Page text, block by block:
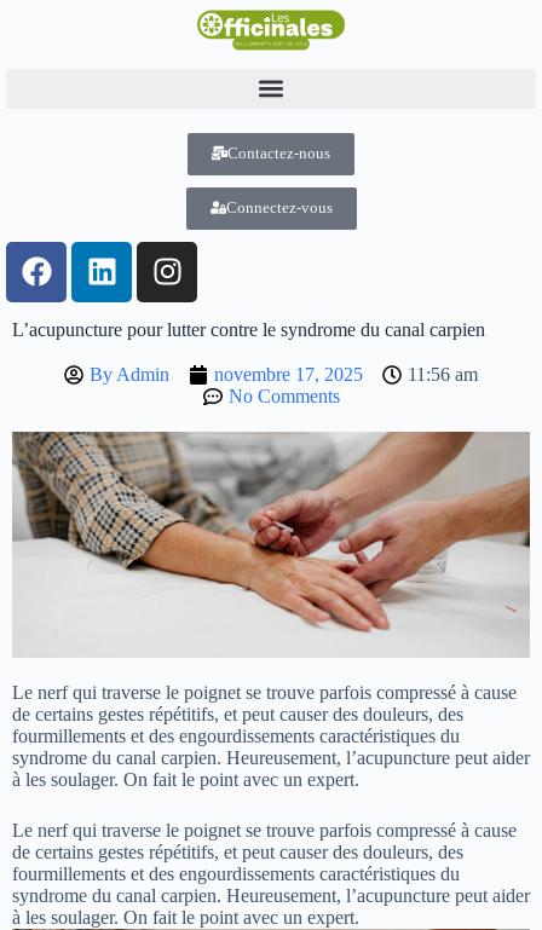
Contactez-nous
Connectez-vous
L’acupuncture pour lutter contre le syndrome du canal carpien
By Admin novembre 17, 2025
11:56 am
No Comments
Le nerf qui traverse le poignet se trouve parfois compressé à cause
de certains gestes répétitifs, et peut causer des douleurs, des
fourmillements et des engourdissements caractéristiques du
syndrome du canal carpien. Heureusement, l’acupuncture peut aider
à les soulager. On fait le point avec un expert.
Le nerf qui traverse le poignet se trouve parfois compressé à cause
de certains gestes répétitifs, et peut causer des douleurs, des
fourmillements et des engourdissements caractéristiques du
syndrome du canal carpien. Heureusement, l’acupuncture peut aider
à les soulager. On fait le point avec un expert.